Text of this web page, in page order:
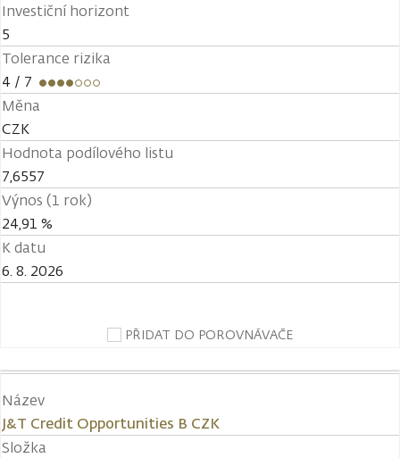
Investiční horizont
5
Tolerance rizika
4 / 7
Měna
CZK
Hodnota podílového listu
7,6557
Výnos (1 rok)
24,91 %
K datu
6. 8. 2026
PŘIDAT DO POROVNÁVAČE
Název
J&T Credit Opportunities B CZK
Složka